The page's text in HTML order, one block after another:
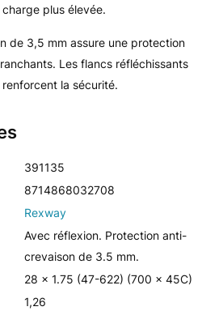
391135
8714868032708
Rexway
Avec réflexion. Protection anti-
crevaison de 3.5 mm.
28 x 1.75 (47-622) (700 x 45C)
1,26
plus élevée.
de 3,5 mm assure une protection
Les flancs réfléchissants
la sécurité.